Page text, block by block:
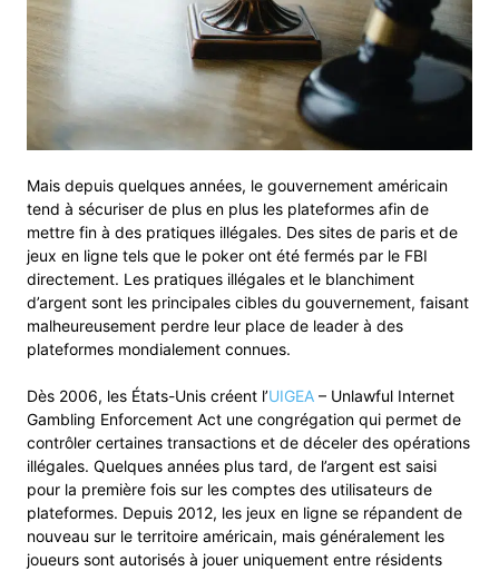
Mais depuis quelques années, le gouvernement américain
tend à sécuriser de plus en plus les plateformes afin de
mettre fin à des pratiques illégales. Des sites de paris et de
jeux en ligne tels que le poker ont été fermés par le FBI
directement. Les pratiques illégales et le blanchiment
d’argent sont les principales cibles du gouvernement, faisant
malheureusement perdre leur place de leader à des
plateformes mondialement connues.
Dès 2006, les États-Unis créent l’UIGEA – Unlawful Internet
Gambling Enforcement Act une congrégation qui permet de
contrôler certaines transactions et de déceler des opérations
illégales. Quelques années plus tard, de l’argent est saisi
pour la première fois sur les comptes des utilisateurs de
plateformes. Depuis 2012, les jeux en ligne se répandent de
nouveau sur le territoire américain, mais généralement les
joueurs sont autorisés à jouer uniquement entre résidents